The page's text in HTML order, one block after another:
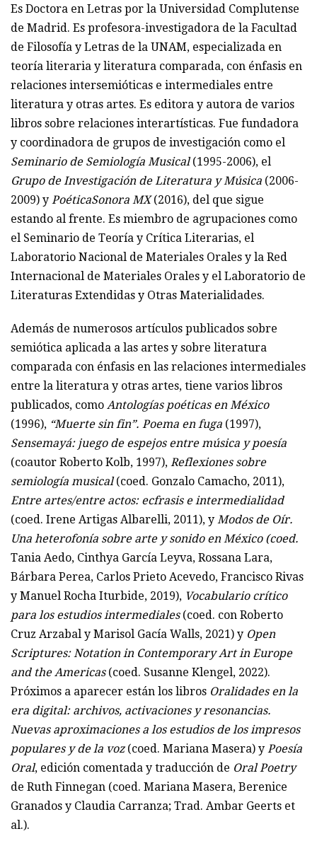
Es Doctora en Letras por la Universidad Complutense
de Madrid. Es profesora-investigadora de la Facultad
de Filosofía y Letras de la UNAM, especializada en
teoría literaria y literatura comparada, con énfasis en
relaciones intersemióticas e intermediales entre
literatura y otras artes. Es editora y autora de varios
libros sobre relaciones interartísticas. Fue fundadora
y coordinadora de grupos de investigación como el
Seminario de Semiología Musical(1995-2006), el
Grupo de Investigación de Literatura y Música (2006-
2009) y PoéticaSonora MX(2016), del que sigue
estando al frente. Es miembro de agrupaciones como
el Seminario de Teoría y Crítica Literarias, el
Laboratorio Nacional de Materiales Orales y la Red
Internacional de Materiales Orales y el Laboratorio de
Literaturas Extendidas y Otras Materialidades.
Además de numerosos artículos publicados sobre
semiótica aplicada a las artes y sobre literatura
comparada con énfasis en las relaciones intermediales
entre la literatura y otras artes, tiene varios libros
publicados, como Antologías poéticas en México
(1996), “Muerte sin fin”. Poema en fuga (1997),
Sensemayá: juego de espejos entre música y poesía
(coautor Roberto Kolb, 1997), Reflexiones sobre
semiología musical(coed. Gonzalo Camacho, 2011),
Entre artes/entre actos: ecfrasis e intermedialidad
(coed. Irene Artigas Albarelli, 2011), y Modos de Oír.
Una heterofonía sobre arte y sonido en México (coed.
Tania Aedo, Cinthya García Leyva, Rossana Lara,
Bárbara Perea, Carlos Prieto Acevedo, Francisco Rivas
y Manuel Rocha Iturbide, 2019), Vocabulario crítico
para los estudios intermediales(coed. con Roberto
Cruz Arzabal y Marisol Gacía Walls, 2021) y Open
Scriptures: Notation in Contemporary Art in Europe
and the Americas(coed. Susanne Klengel, 2022).
Próximos a aparecer están los libros Oralidades en la
era digital: archivos, activaciones y resonancias.
Nuevas aproximaciones a los estudios de los impresos
populares y de la voz(coed. Mariana Masera) y Poesía
Oral, edición comentada y traducción de Oral Poetry
de Ruth Finnegan (coed. Mariana Masera, Berenice
Granados y Claudia Carranza; Trad. Ambar Geerts et
al.).